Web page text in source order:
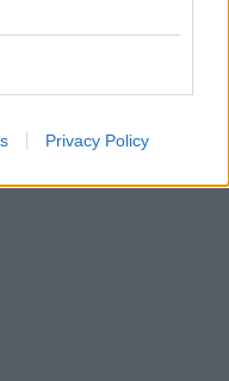
Privacy Policy